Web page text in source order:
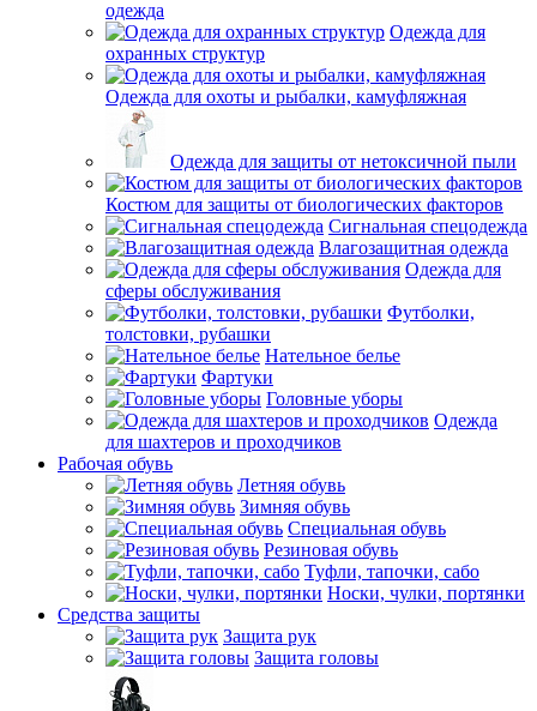
одежда
Одежда для
охранных структур
Одежда для охоты и рыбалки, камуфляжная
Одежда для защиты от нетоксичной пыли
Костюм для защиты от биологических факторов
Сигнальная спецодежда
Влагозащитная одежда
Одежда для
сферы обслуживания
Футболки,
толстовки, рубашки
Нательное белье
Фартуки
Головные уборы
Одежда
для шахтеров и проходчиков
Рабочая обувь
Летняя обувь
Зимняя обувь
Специальная обувь
Резиновая обувь
Туфли, тапочки, сабо
Носки, чулки, портянки
Средства защиты
Защита рук
Защита головы